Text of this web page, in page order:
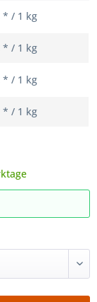
* / 1 kg
* / 1 kg
* / 1 kg
* / 1 kg